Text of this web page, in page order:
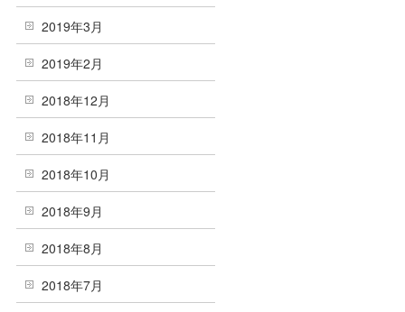
2019年3月
2019年2月
2018年12月
2018年11月
2018年10月
2018年9月
2018年8月
2018年7月